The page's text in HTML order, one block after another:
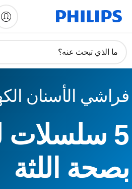
دعم
ما الذي تبحث عنه؟
فراشي الأسنان
5 سلسلات
بصحة اللثة